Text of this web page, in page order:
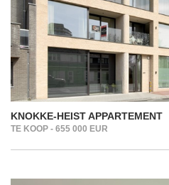
KNOKKE-HEIST APPARTEMENT
TE KOOP - 655 000 EUR